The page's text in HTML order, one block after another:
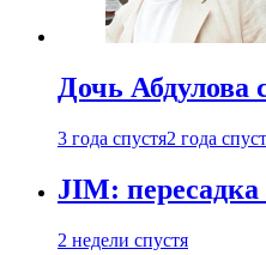
Дочь Абдулова
3 года спустя2 года
JIM:
2 недели спустя